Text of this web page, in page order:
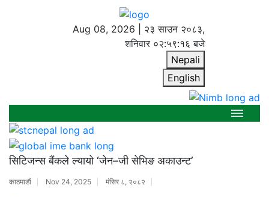
Aug 08, 2026 | २३ साउन २०८३,
शनिवार ०२:५९:१६ बजे
Nepali
English
सिटिजन्स बैंकले ल्यायो ‘जेन–जी सेभिङ अकाउन्ट’
काठमाडाैं Nov 24, 2025 मंसिर ८, २०८२